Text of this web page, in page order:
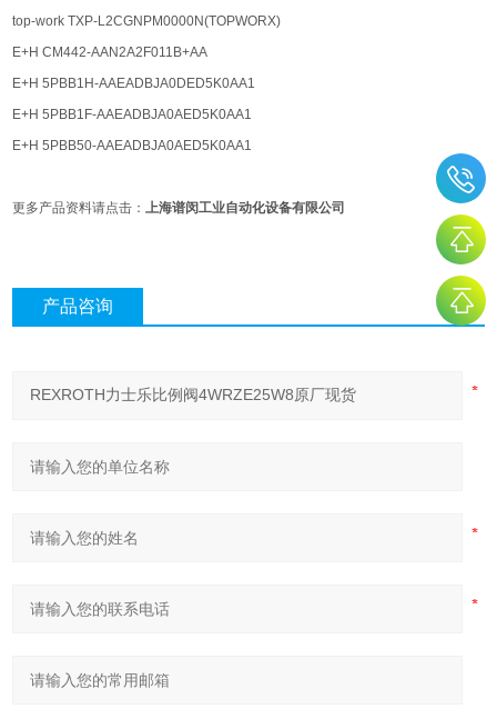
top-work TXP-L2CGNPM0000N(TOPWORX)
E+H CM442-AAN2A2F011B+AA
E+H 5PBB1H-AAEADBJA0DED5K0AA1
E+H 5PBB1F-AAEADBJA0AED5K0AA1
E+H 5PBB50-AAEADBJA0AED5K0AA1
更多产品资料请点击：上海谱闵工业自动化设备有限公司
产品咨询